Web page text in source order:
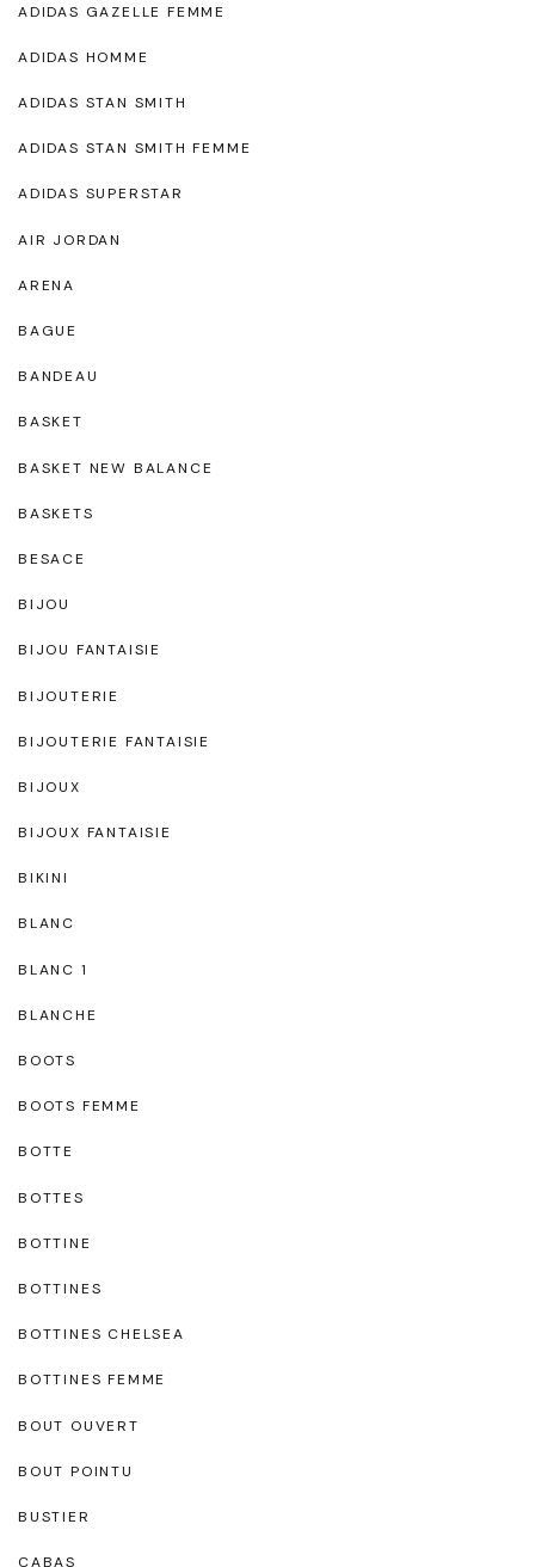
ADIDAS GAZELLE FEMME
ADIDAS HOMME
ADIDAS STAN SMITH
ADIDAS STAN SMITH FEMME
ADIDAS SUPERSTAR
AIR JORDAN
ARENA
BAGUE
BANDEAU
BASKET
BASKET NEW BALANCE
BASKETS
BESACE
BIJOU
BIJOU FANTAISIE
BIJOUTERIE
BIJOUTERIE FANTAISIE
BIJOUX
BIJOUX FANTAISIE
BIKINI
BLANC
BLANC 1
BLANCHE
BOOTS
BOOTS FEMME
BOTTE
BOTTES
BOTTINE
BOTTINES
BOTTINES CHELSEA
BOTTINES FEMME
BOUT OUVERT
BOUT POINTU
BUSTIER
CABAS